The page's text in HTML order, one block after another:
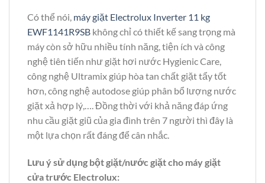
Có thể nói, máy giặt Electrolux Inverter 11 kg
EWF1141R9SB không chỉ có thiết kế sang trọng mà
máy còn sở hữu nhiều tính năng, tiện ích và công
nghệ tiên tiến như giặt hơi nước Hygienic Care,
công nghệ Ultramix giúp hòa tan chất giặt tẩy tốt
hơn, công nghệ autodose giúp phân bổ lượng nước
giặt xả hợp lý,…. Đồng thời với khả năng đáp ứng
nhu cầu giặt giũ của gia đình trên 7 người thì đây là
một lựa chọn rất đáng để cân nhắc.
Lưu ý sử dụng bột giặt/nước giặt cho máy giặt
cửa trước Electrolux: